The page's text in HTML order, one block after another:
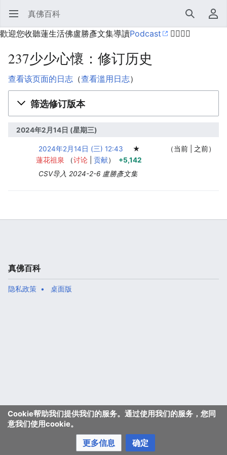
打开主菜单 真佛百科 搜索
用户菜单
歡迎您收聽蓮生活佛盧勝彥文集導讀Podcast 🙋‍♂️🙋‍♀️
237少少心懷：修订历史
查看该页面的日志 （查看滥用日志）
筛选修订版本
2024年2月14日 (星期三)
当前 之前
2024年2月14日 (三) 12:43
蓮花祖泉
讨论 贡献
+5,142
CSV导入 2024-2-6 盧勝彥文集
★
Cookie帮助我们提供我们的服务。通过使用我们的服务，您同
意我们使用cookie。
更多信息 确定
真佛百科
隐私政策 桌面版